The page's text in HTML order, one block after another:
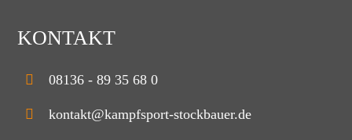
KONTAKT
08136 - 89 35 68 0
kontakt@kampfsport-stockbauer.de